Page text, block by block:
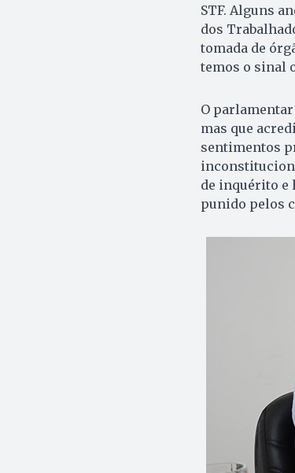
STF. Alguns
dos
tomada de
temos o sinal
O
mas que
sentimentos
de inquérito e
punido pelos